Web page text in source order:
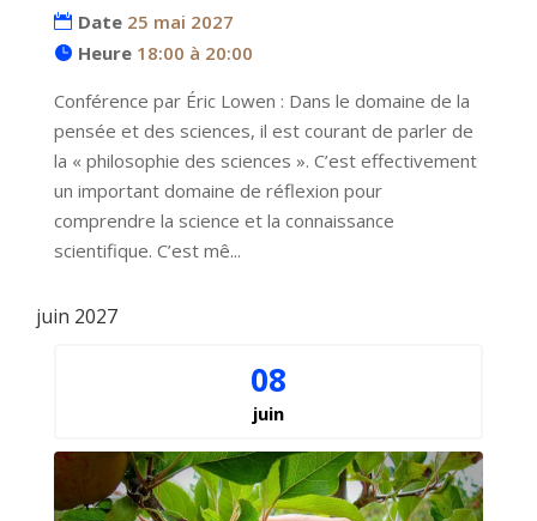
Date 25 mai 2027
Heure 18:00 à 20:00
Conférence par Éric Lowen : Dans le domaine de la
pensée et des sciences, il est courant de parler de
la « philosophie des sciences ». C’est effectivement
un important domaine de réflexion pour
comprendre la science et la connaissance
scientifique. C’est mê...
juin 2027
08
juin